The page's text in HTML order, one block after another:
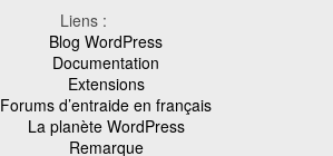
Liens :
Blog WordPress
Documentation
Extensions
Forums d’entraide en français
La planète WordPress
Remarque